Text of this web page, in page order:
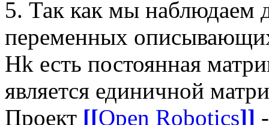
5. Так как мы наблюдаем
переменных
Hk есть постоянная
является единичной
Проект [[Open Robotics]]